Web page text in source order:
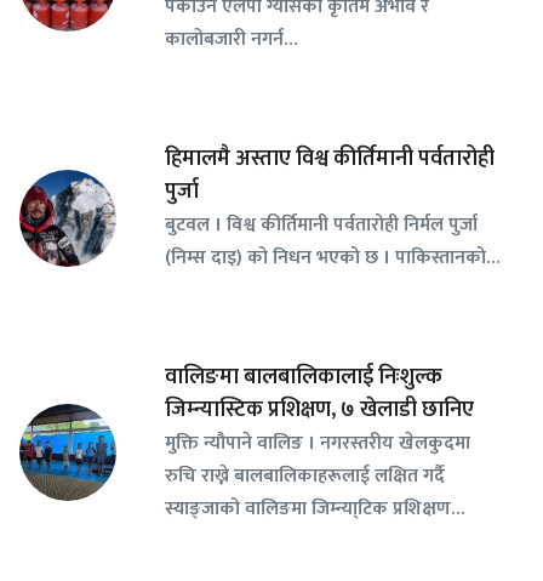
कालोबजारी नगर्न…
हिमालमै अस्ताए विश्व कीर्तिमानी पर्वतारोही
पुर्जा
बुटवल । विश्व कीर्तिमानी पर्वतारोही निर्मल पुर्जा
(निम्स दाइ) को निधन भएको छ । पाकिस्तानको…
वालिङमा बालबालिकालाई निःशुल्क
जिम्न्यास्टिक प्रशिक्षण, ७ खेलाडी छानिए
​मुक्ति न्यौपाने वालिङ । नगरस्तरीय खेलकुदमा
रुचि राख्ने बालबालिकाहरूलाई लक्षित गर्दै
स्याङ्जाको वालिङमा जिम्न्या्टिक प्रशिक्षण…